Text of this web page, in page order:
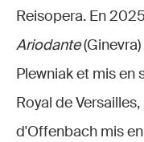
Reisopera. En
Ariodante
Plewniak et mis en
Royal de Versailles,
d'Offenbach mis